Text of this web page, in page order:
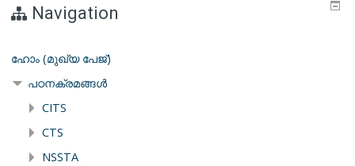
Navigation
ഹോം (മുഖ്യ പേജ്‌)
പഠനക്രമങ്ങള്‍
CITS
CTS
NSSTA